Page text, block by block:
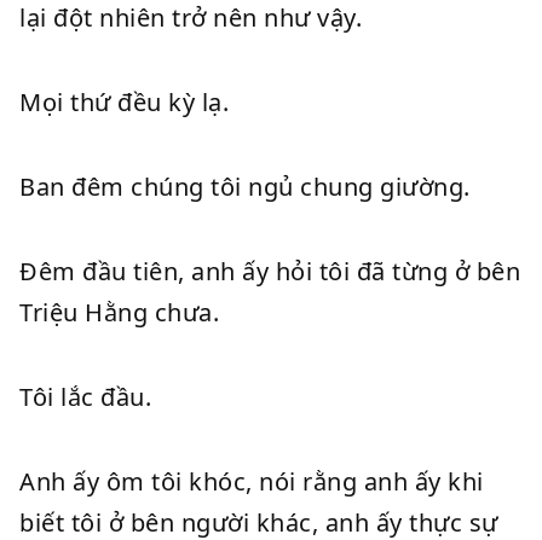
lại đột nhiên trở nên như vậy.
Mọi thứ đều kỳ lạ.
Ban đêm chúng tôi ngủ chung giường.
Đêm đầu tiên, anh ấy hỏi tôi đã từng ở bên
Triệu Hằng chưa.
Tôi lắc đầu.
Anh ấy ôm tôi khóc, nói rằng anh ấy khi
biết tôi ở bên người khác, anh ấy thực sự